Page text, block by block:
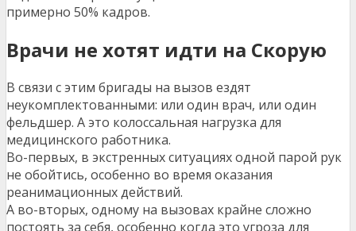
примерно 50% кадров.
Врачи не хотят идти на Скорую
В связи с этим бригады на вызов ездят
неукомплектованными: или один врач, или один
фельдшер. А это колоссальная нагрузка для
медицинского работника.
Во-первых, в экстренных ситуациях одной парой рук
не обойтись, особенно во время оказания
реанимационных действий.
А во-вторых, одному на вызовах крайне сложно
постоять за себя, особенно когда это угроза для